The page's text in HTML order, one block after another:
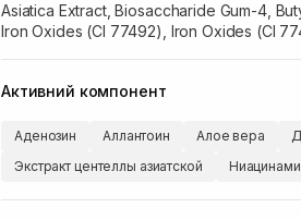
Asiatica Extract, Biosaccharide Gum-4,
Iron Oxides (CI 77492), Iron Oxides (CI
Активний компонент
Аденозин Аллантоин Алое вера
Экстракт центеллы азиатской